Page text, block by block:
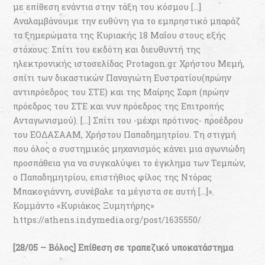
με επίθεση ενάντια στην τάξη του κόσμου […]
Αναλαμβάνουμε την ευθύνη για το εμπρηστικό μπαράζ
τα ξημερώματα της Κυριακής 18 Μαΐου στους εξής
στόχους: Σπίτι του εκδότη και διευθυντή της
ηλεκτρονικής ιστοσελίδας Protagon.gr Χρήστου Μεμή,
σπίτι των δικαστικών Παναγιώτη Ευστρατίου(πρώην
αντιπρόεδρος του ΣΤΕ) και της Μαίρης Σαρπ (πρώην
πρόεδρος του ΣΤΕ και νυν πρόεδρος της Επιτροπής
Ανταγωνισμού). […] Σπίτι του -μέχρι πρότινος- προέδρου
του ΕΟΔΑΣΑΑΜ, Χρήστου Παπαδημητρίου. Τη στιγμή
που όλος ο συστημικός μηχανισμός κάνει μια αγωνιώδη
προσπάθεια για να συγκαλύψει το έγκλημα των Τεμπών,
ο Παπαδημητρίου, επιστήθιος φίλος της Ντόρας
Μπακογιάννη, συνέβαλε τα μέγιστα σε αυτή […]».
Κομμάντο «Κυριάκος Ξυμητήρης»
https://athens.indymedia.org/post/1635550/
[28/05 – Βόλος] Επίθεση σε τραπεζικό υποκατάστημα